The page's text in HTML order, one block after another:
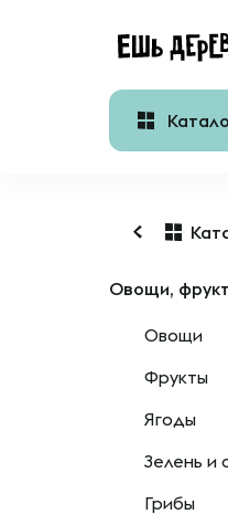
Овощи,
Овощи
Фрукты
Ягоды
Зелень и
Грибы